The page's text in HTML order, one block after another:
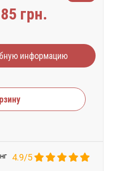
грн.
информацию
4.9/5